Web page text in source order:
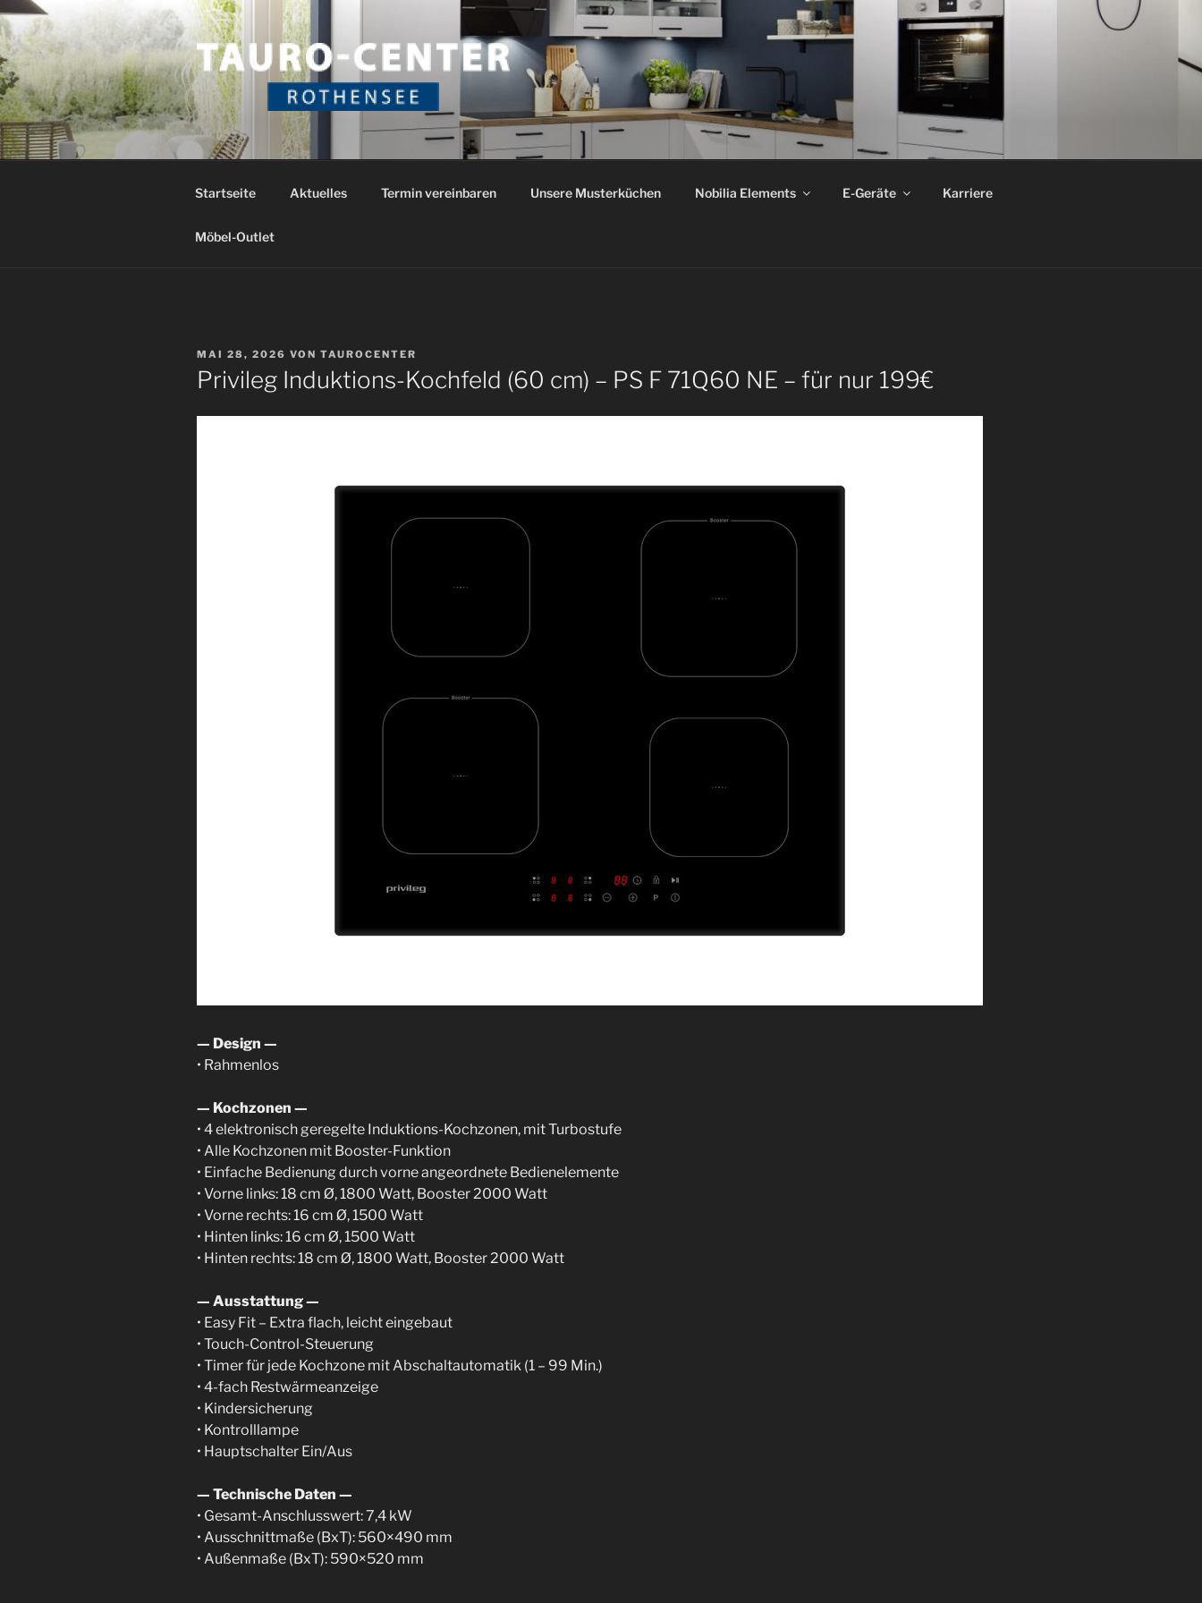
Zum
Inhalt
springen
TAURO CENTER ROTHENSEE
Das etwas andere Küchenstudio
Startseite Aktuelles Termin vereinbaren Unsere Musterküchen Nobilia Elements E-Geräte Karriere
Möbel-Outlet
VERÖFFENTLICHT
AM
MAI 28, 2026 VON TAUROCENTER
Privileg Induktions-Kochfeld (60 cm) – PS F 71Q60 NE – für nur 199€
— Design —
• Rahmenlos
— Kochzonen —
• 4 elektronisch geregelte Induktions-Kochzonen, mit Turbostufe
• Alle Kochzonen mit Booster-Funktion
• Einfache Bedienung durch vorne angeordnete Bedienelemente
• Vorne links: 18 cm Ø, 1800 Watt, Booster 2000 Watt
• Vorne rechts: 16 cm Ø, 1500 Watt
• Hinten links: 16 cm Ø, 1500 Watt
• Hinten rechts: 18 cm Ø, 1800 Watt, Booster 2000 Watt
— Ausstattung —
• Easy Fit – Extra flach, leicht eingebaut
• Touch-Control-Steuerung
• Timer für jede Kochzone mit Abschaltautomatik (1 – 99 Min.)
• 4-fach Restwärmeanzeige
• Kindersicherung
• Kontrolllampe
• Hauptschalter Ein/Aus
— Technische Daten —
• Gesamt-Anschlusswert: 7,4 kW
• Ausschnittmaße (BxT): 560×490 mm
• Außenmaße (BxT): 590×520 mm